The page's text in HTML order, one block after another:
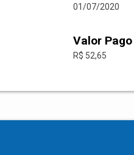
01/07/2020
Valor Pago
R$ 52,65